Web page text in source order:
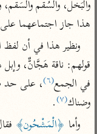
جمع الأقوال
تفسير ابن الجوزي
تفسير الماوردي
منتقاة
تفسير ابن القيم
تفسير ابن تيمية
هذا جاز اجتماعهما
قولهم: ناقة هَجَّانٌّ،
في الجمع(٦)
وضناك(٧) .
وأما ﴿الْمَشْحُون﴾